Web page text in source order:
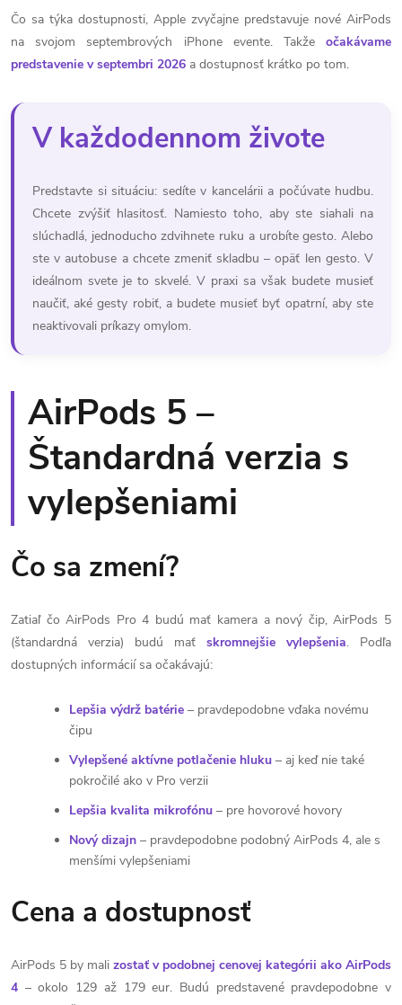
Čo sa týka dostupnosti, Apple zvyčajne predstavuje nové AirPods
na svojom septembrových iPhone evente. Takže očakávame
predstavenie v septembri 2026 a dostupnosť krátko po tom.
V každodennom živote
Predstavte si situáciu: sedíte v kancelárii a počúvate hudbu.
Chcete zvýšiť hlasitosť. Namiesto toho, aby ste siahali na
slúchadlá, jednoducho zdvihnete ruku a urobíte gesto. Alebo
ste v autobuse a chcete zmeniť skladbu – opäť len gesto. V
ideálnom svete je to skvelé. V praxi sa však budete musieť
naučiť, aké gesty robiť, a budete musieť byť opatrní, aby ste
neaktivovali príkazy omylom.
AirPods 5 –
Štandardná verzia s
vylepšeniami
Čo sa zmení?
Zatiaľ čo AirPods Pro 4 budú mať kamera a nový čip, AirPods 5
(štandardná verzia) budú mať skromnejšie vylepšenia. Podľa
dostupných informácií sa očakávajú:
Lepšia výdrž batérie – pravdepodobne vďaka novému
čipu
Vylepšené aktívne potlačenie hluku – aj keď nie také
pokročilé ako v Pro verzii
Lepšia kvalita mikrofónu – pre hovorové hovory
Nový dizajn – pravdepodobne podobný AirPods 4, ale s
menšími vylepšeniami
Cena a dostupnosť
AirPods 5 by mali zostať v podobnej cenovej kategórii ako AirPods
4 – okolo 129 až 179 eur. Budú predstavené pravdepodobne v